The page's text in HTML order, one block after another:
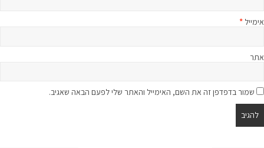
אימייל *
אתר
שמור בדפדפן זה את השם, האימייל והאתר שלי לפעם הבאה שאגיב.